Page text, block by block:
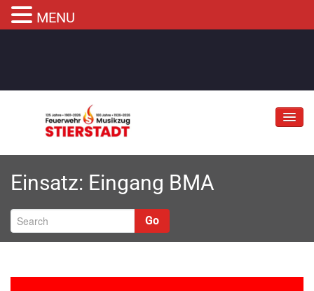
Jubiläum
Abteilungen
Informationen
Fahrzeuge
Einsatz: Eingang BMA
Go
MENU